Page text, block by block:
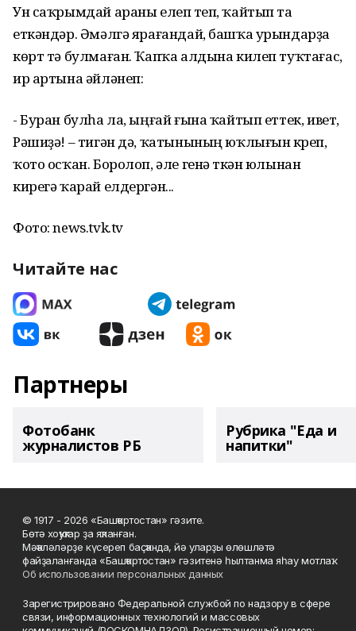
Ун саҡрымдай араны елеп үтеп, ҡайтып та
еткәндәр. Әмәлгә ярағандай, башҡа урындарҙа
көрт тә булмаған. Ҡапҡа алдына килеп туҡтағас,
ир артына әйләнеп:
- Буран булһа ла, ыңғай ғына ҡайтып еттек, ивет,
Рәшиҙә! – тигән дә, ҡатынының юҡлығын күреп,
ҡото осҡан. Боролоп, әле генә үткән юлынан
кирегә ҡарай елдергән...
Фото: news.tvk.tv
Читайте нас
Партнеры
Фотобанк
журналистов РБ
Рубрика "Еда и
напитки"
© 1917 - 2026 «Башҡортостан» гәзите.
Бөтә хоҡуҡтар ҙа яҡланған.
Мәҡәләләрҙе күсереп баҫҡанда, йә уларҙы өлөшләтә
файҙаланғанда «Башҡортостан» гәзитенә һылтанма яһау мотлаҡ.
Об использовании персональных данных
Зарегистрировано Федеральной службой по надзору в сфере
связи, информационных технологий и массовых